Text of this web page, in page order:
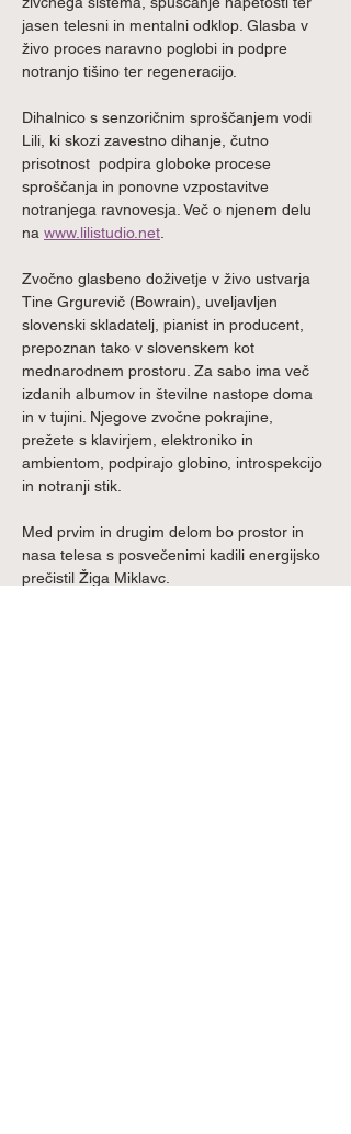
jasen telesni in mentalni odklop. Glasba v
živo proces naravno poglobi in podpre
notranjo tišino ter regeneracijo.
Dihalnico s senzoričnim sproščanjem vodi
Lili, ki skozi zavestno dihanje, čutno
prisotnost  podpira globoke procese
sproščanja in ponovne vzpostavitve
notranjega ravnovesja. Več o njenem delu
na www.lilistudio.net
Zvočno glasbeno doživetje v živo ustvarja
Tine Grgurevič (Bowrain), uveljavljen
slovenski skladatelj, pianist in producent,
prepoznan tako v slovenskem kot
mednarodnem prostoru. Za sabo ima več
izdanih albumov in številne nastope doma
in v tujini. Njegove zvočne pokrajine,
prežete s klavirjem, elektroniko in
ambientom, podpirajo globino, introspekcijo
in notranji stik.
Med prvim in drugim delom bo prostor in
nasa telesa s posvečenimi kadili energijsko
prečistil Žiga Miklavc.